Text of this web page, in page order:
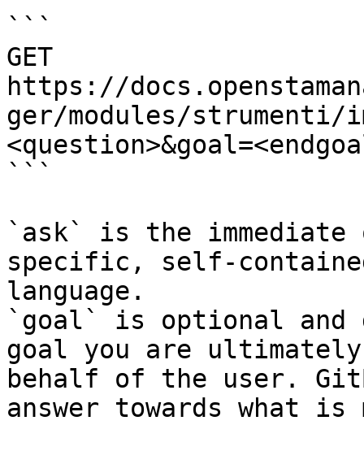
```
GET
https://
ger/modules/strumenti/
```
`ask` is the
specific, self-
language.
`goal` is optional and
goal you are
behalf of the user.
answer towards what